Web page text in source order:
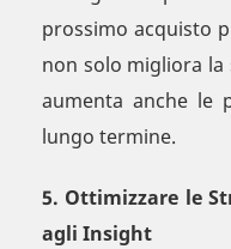
prossimo acquisto
non solo migliora la
aumenta anche le
lungo termine.
5. Ottimizzare le
agli Insight